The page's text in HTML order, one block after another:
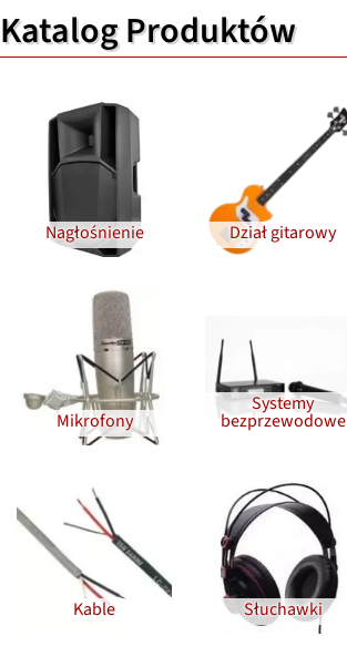
Katalog Produktów
Nagłośnienie Dział gitarowy
Mikrofony
Systemy
bezprzewodowe
Kable Słuchawki